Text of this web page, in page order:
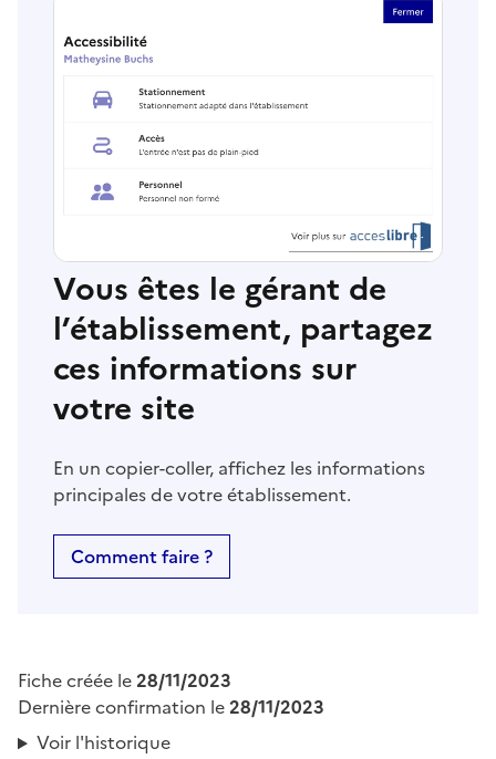
Vous êtes le gérant de
l’établissement, partagez
ces informations sur
votre site
En un copier-coller, affichez les informations
principales de votre établissement.
Comment faire ?
Fiche créée le28/11/2023
Dernière confirmation le28/11/2023
Voir l'historique